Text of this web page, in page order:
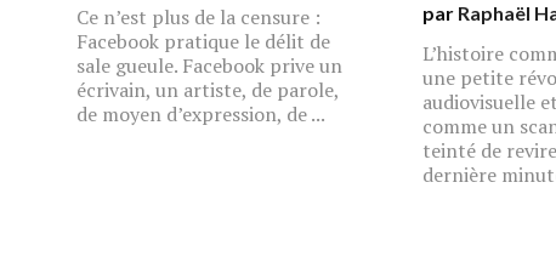
Ce n’est plus de la censure :
Facebook pratique le délit de
sale gueule. Facebook prive un
écrivain, un artiste, de parole,
de moyen d’expression, de ...
par Raphaël
L’histoire
une petite
audiovisuelle
comme un
teinté de
dernière